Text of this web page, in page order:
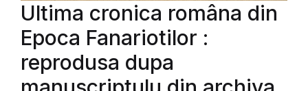
Ultima cronica româna din
Epoca Fanariotilor :
reprodusa dupa